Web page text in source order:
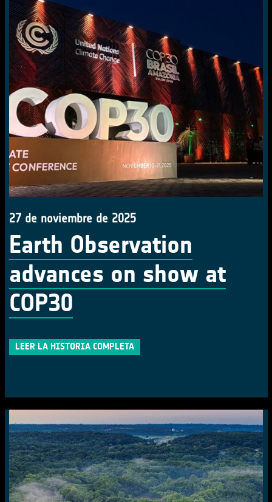
27 de noviembre de 2025
Earth Observation
advances on show at
COP30
LEER LA HISTORIA COMPLETA